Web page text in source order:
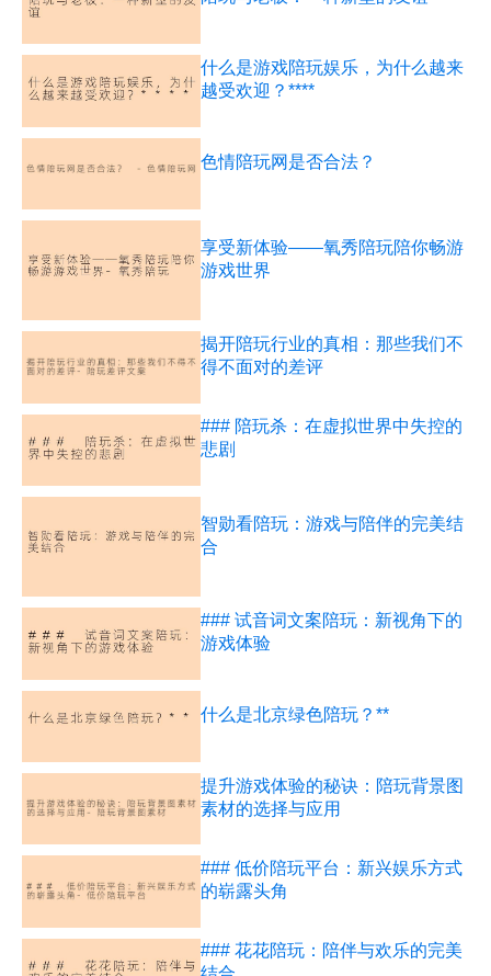
什么是游戏陪玩娱乐，为什么越来
越受欢迎？****
色情陪玩网是否合法？
享受新体验——氧秀陪玩陪你畅游
游戏世界
揭开陪玩行业的真相：那些我们不
得不面对的差评
### 陪玩杀：在虚拟世界中失控的
悲剧
智勋看陪玩：游戏与陪伴的完美结
合
### 试音词文案陪玩：新视角下的
游戏体验
什么是北京绿色陪玩？**
提升游戏体验的秘诀：陪玩背景图
素材的选择与应用
### 低价陪玩平台：新兴娱乐方式
的崭露头角
### 花花陪玩：陪伴与欢乐的完美